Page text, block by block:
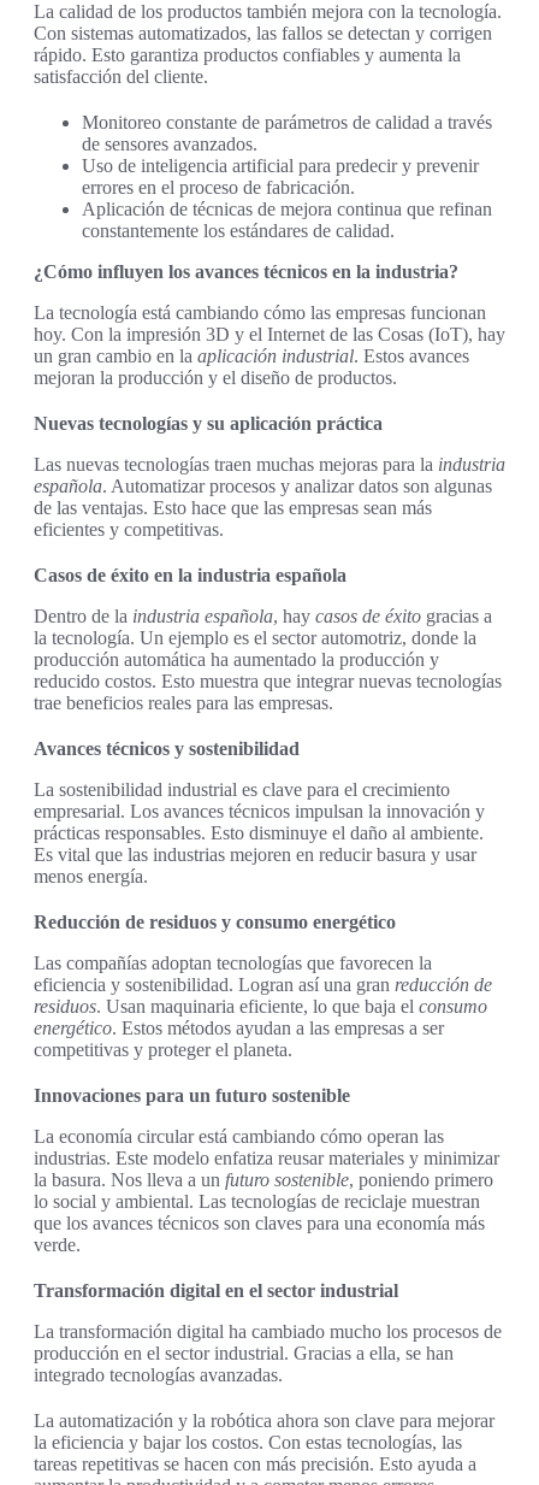
La calidad de los productos también mejora con la tecnología.
Con sistemas automatizados, las fallos se detectan y corrigen
rápido. Esto garantiza productos confiables y aumenta la
satisfacción del cliente.
Monitoreo constante de parámetros de calidad a través
de sensores avanzados.
Uso de inteligencia artificial para predecir y prevenir
errores en el proceso de fabricación.
Aplicación de técnicas de mejora continua que refinan
constantemente los estándares de calidad.
¿Cómo influyen los avances técnicos en la industria?
La tecnología está cambiando cómo las empresas funcionan
hoy. Con la impresión 3D y el Internet de las Cosas (IoT), hay
un gran cambio en la aplicación industrial. Estos avances
mejoran la producción y el diseño de productos.
Nuevas tecnologías y su aplicación práctica
Las nuevas tecnologías traen muchas mejoras para la industria
española. Automatizar procesos y analizar datos son algunas
de las ventajas. Esto hace que las empresas sean más
eficientes y competitivas.
Casos de éxito en la industria española
Dentro de la industria española, hay casos de éxito gracias a
la tecnología. Un ejemplo es el sector automotriz, donde la
producción automática ha aumentado la producción y
reducido costos. Esto muestra que integrar nuevas tecnologías
trae beneficios reales para las empresas.
Avances técnicos y sostenibilidad
La sostenibilidad industrial es clave para el crecimiento
empresarial. Los avances técnicos impulsan la innovación y
prácticas responsables. Esto disminuye el daño al ambiente.
Es vital que las industrias mejoren en reducir basura y usar
menos energía.
Reducción de residuos y consumo energético
Las compañías adoptan tecnologías que favorecen la
eficiencia y sostenibilidad. Logran así una gran reducción de
residuos. Usan maquinaria eficiente, lo que baja el consumo
energético. Estos métodos ayudan a las empresas a ser
competitivas y proteger el planeta.
Innovaciones para un futuro sostenible
La economía circular está cambiando cómo operan las
industrias. Este modelo enfatiza reusar materiales y minimizar
la basura. Nos lleva a un futuro sostenible, poniendo primero
lo social y ambiental. Las tecnologías de reciclaje muestran
que los avances técnicos son claves para una economía más
verde.
Transformación digital en el sector industrial
La transformación digital ha cambiado mucho los procesos de
producción en el sector industrial. Gracias a ella, se han
integrado tecnologías avanzadas.
La automatización y la robótica ahora son clave para mejorar
la eficiencia y bajar los costos. Con estas tecnologías, las
tareas repetitivas se hacen con más precisión. Esto ayuda a